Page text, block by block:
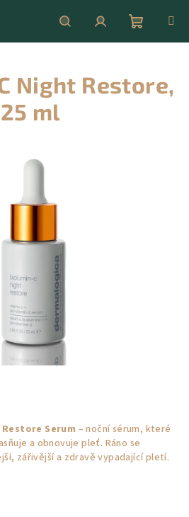
HledatPřihlášeníNákupní
košík
Serum – noční sérum, které
a obnovuje pleť. Ráno se
zářivější a zdravě vypadající pletí.
Night Restore,
25 ml